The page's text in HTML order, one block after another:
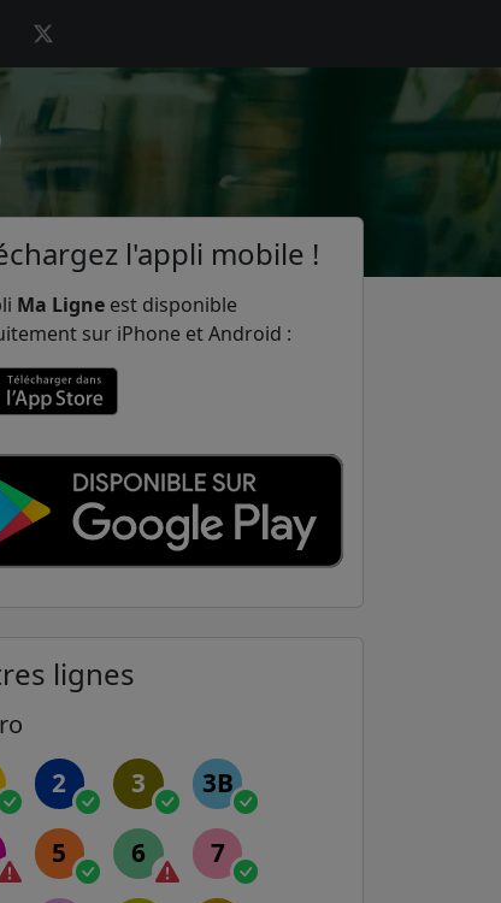
l'appli mobile !
Ma Ligne est disponible
sur iPhone et Android :
lignes
2 3 3B
5 6 7